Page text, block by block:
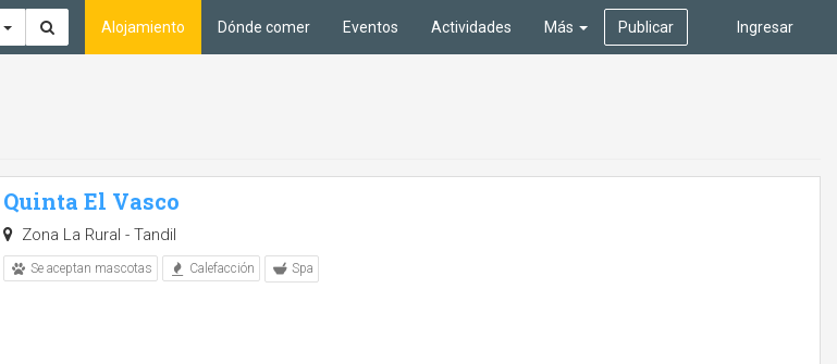
Ingresar
Alojamiento Dónde comer Eventos Actividades Más Publicar
Quinta El Vasco
Zona La Rural - Tandil
Se aceptan mascotas Calefacción Spa